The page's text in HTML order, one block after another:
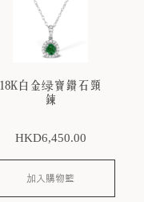
18K白金绿寶鑽石頸
鍊
HKD6,450.00
加入購物籃